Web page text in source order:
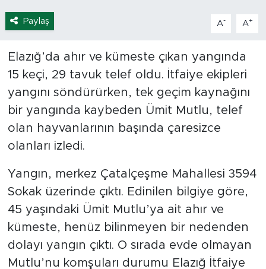
Paylaş A- A+
Elazığ’da ahır ve kümeste çıkan yangında
15 keçi, 29 tavuk telef oldu. İtfaiye ekipleri
yangını söndürürken, tek geçim kaynağını
bir yangında kaybeden Ümit Mutlu, telef
olan hayvanlarının başında çaresizce
olanları izledi.
Yangın, merkez Çatalçeşme Mahallesi 3594
Sokak üzerinde çıktı. Edinilen bilgiye göre,
45 yaşındaki Ümit Mutlu’ya ait ahır ve
kümeste, henüz bilinmeyen bir nedenden
dolayı yangın çıktı. O sırada evde olmayan
Mutlu’nu komşuları durumu Elazığ İtfaiye